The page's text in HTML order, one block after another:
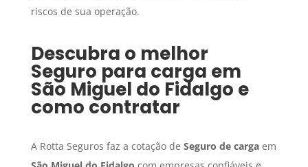
riscos de sua operação.
Descubra o melhor
Seguro para carga em
São Miguel do Fidalgo e
como contratar
A Rotta Seguros faz a cotação de Seguro de cargaem